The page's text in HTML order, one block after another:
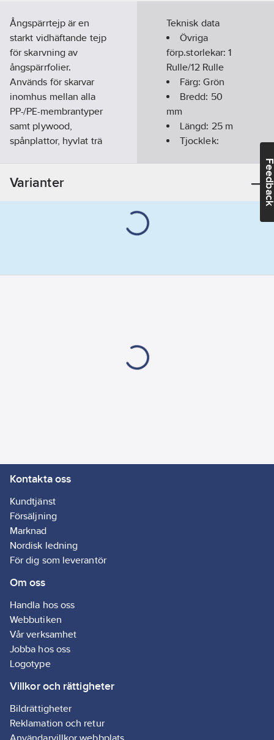
Ångspärrtejp är en
starkt vidhäftande tejp
för skarvning av
ångspärrfolier.
Används för skarvar
inomhus mellan alla
PP-/PE-membrantyper
samt plywood,
spånplattor, hyvlat trä
från damm och olja.
Från -10°C. Bör endast
underlaget igen.
livslängd på minst 20
år. Godkänd i enlighet
Den gröna tejpen är
elastisk/töjbar och
lämplig för
rörgenomföringar.
Den blå tejpen är
tvärsgående skarvar
på membran. Kan
enkelt kortas av utan
verktyg.
Artikelnr:
Ean
5705636284484
Ägarens
artikelnr:
475123
Teknisk data
Övriga
förp.storlekar:1
Rulle/12 Rulle
Färg:Grön
Bredd: 50
mm
Längd: 25m
Tjocklek:
Inomhus:Ja
Artikelnummer
Varianter
Kontakta oss
Kundtjänst
Försäljning
Marknad
Nordisk ledning
För dig som leverantör
Om oss
Handla hos oss
Webbutiken
Vår verksamhet
Jobba hos oss
Logotype
Villkor och rättigheter
Bildrättigheter
Reklamation och retur